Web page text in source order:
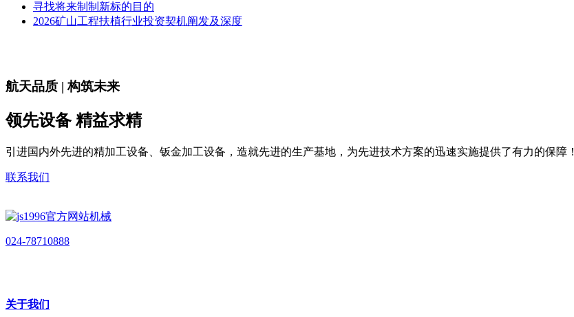
寻找将来制制新标的目的
2026矿山工程扶植行业投资契机阐发及深度
航天品质 | 构筑未来
领先设备 精益求精
引进国内外先进的精加工设备、钣金加工设备，造就先进的生产基地，为先进技术方案的迅速实施提供了有力的保障！
联系我们
024-78710888
关于我们